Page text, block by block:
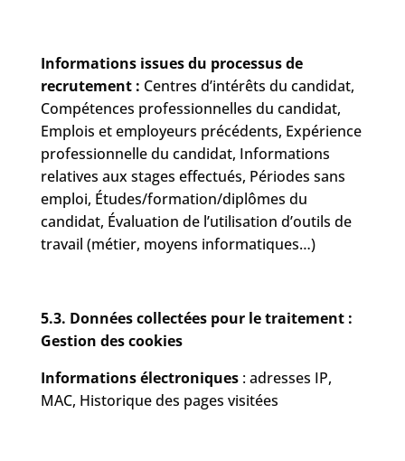
Informations issues du processus de
recrutement : Centres d’intérêts du candidat,
Compétences professionnelles du candidat,
Emplois et employeurs précédents, Expérience
professionnelle du candidat, Informations
relatives aux stages effectués, Périodes sans
emploi, Études/formation/diplômes du
candidat, Évaluation de l’utilisation d’outils de
travail (métier, moyens informatiques…)
5.3. Données collectées pour le traitement :
Gestion des cookies
Informations électroniques: adresses IP,
MAC, Historique des pages visitées